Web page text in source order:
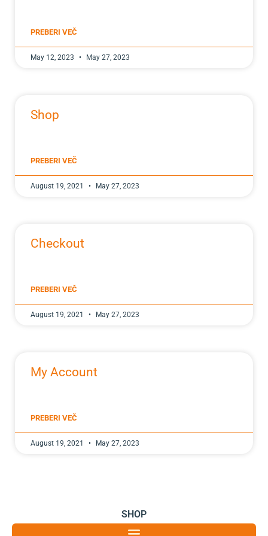
PREBERI VEČ
May 12, 2023 May 27, 2023
Shop
PREBERI VEČ
August 19, 2021 May 27, 2023
Checkout
PREBERI VEČ
August 19, 2021 May 27, 2023
My Account
PREBERI VEČ
August 19, 2021 May 27, 2023
SHOP